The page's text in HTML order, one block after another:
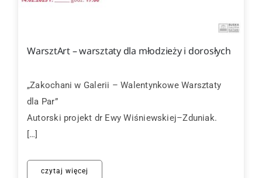
WarsztArt – warsztaty dla młodzieży i dorosłych
„Zakochani w Galerii – Walentynkowe Warsztaty
dla Par”
Autorski projekt dr Ewy Wiśniewskiej–Zduniak.
[…]
czytaj więcej